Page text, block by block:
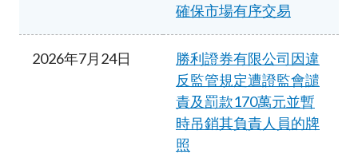
確保市場有序交易
2026年7月24日
勝利證券有限公司因違
反監管規定遭證監會譴
責及罰款170萬元並暫
時吊銷其負責人員的牌
照